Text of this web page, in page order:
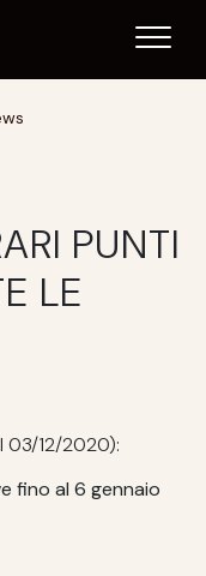
PUNTI
LE
03/12/2020):
fino al 6 gennaio